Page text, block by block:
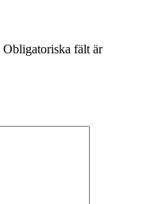
Obligatoriska fält är